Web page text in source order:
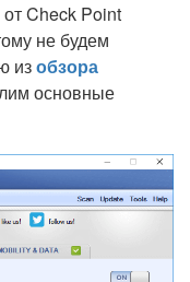
Check Point
не будем
изобзора
основные